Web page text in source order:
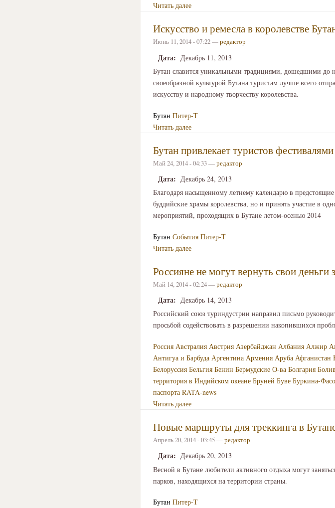
Читать далее
Искусство и ремесла в королевстве
Июнь 11, 2014 - 07:22 —редактор
Дата: Декабрь 11, 2013
Бутан славится уникальными традициями, дошедшими до
своеобразной культурой Бутана туристам лучше всего
искусству и народному творчеству королевства.
Бутан Питер-Т
Читать далее
Бутан привлекает туристов фестивалями
Май 24, 2014 - 04:33 —редактор
Дата: Декабрь 24, 2013
Благодаря насыщенному летнему календарю в
буддийские храмы королевства, но и принять участие в
мероприятий, проходящих в Бутане летом-осенью 2014
Бутан События Питер-Т
Читать далее
Россияне не могут вернуть свои
Май 14, 2014 - 02:24 —редактор
Дата: Декабрь 14, 2013
Российский союз туриндустрии направил письмо
просьбой содействовать в разрешении накопившихся
Россия Австралия Австрия Азербайджан Албания Алжир
Антигуа и Барбуда Аргентина Армения Аруба Афганистан
Белоруссия Бельгия Бенин Бермудские О-ва Болгария
территория в Индийском океане Бруней Буве Буркина-Фасо
паспорта RATA-news
Читать далее
Новые маршруты для треккинга в
Апрель 20, 2014 - 03:45 —редактор
Дата: Декабрь 20, 2013
Весной в Бутане любители активного отдыха могут
парков, находящихся на территории страны.
Бутан Питер-Т